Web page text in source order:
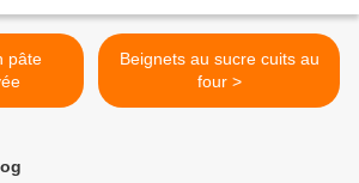
Beignets au sucre cuits au
four >